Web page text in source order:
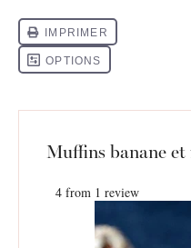
Muffins banane et
4 from 1 review